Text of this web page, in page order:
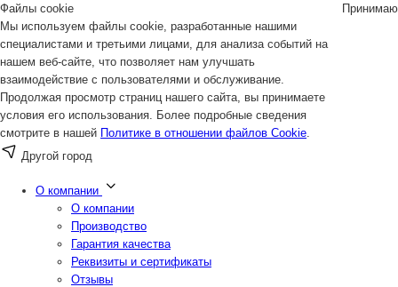
Файлы cookie
Мы используем файлы cookie, разработанные нашими
специалистами и третьими лицами, для анализа событий на
нашем веб-сайте, что позволяет нам улучшать
взаимодействие с пользователями и обслуживание.
Продолжая просмотр страниц нашего сайта, вы принимаете
условия его использования. Более подробные сведения
смотрите в нашей Политике в отношении файлов Cookie.
Принимаю
Другой город
О компании
О компании
Производство
Гарантия качества
Реквизиты и сертификаты
Отзывы